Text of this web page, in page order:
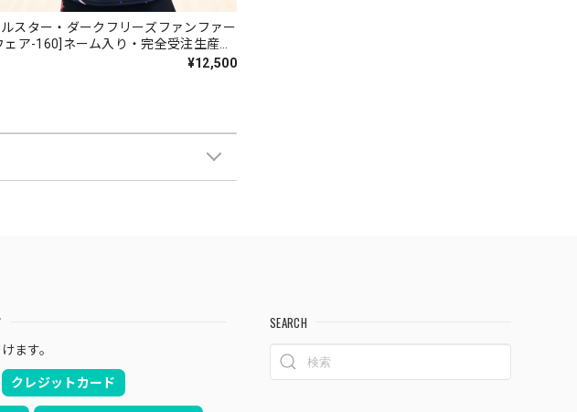
スター・ダークフリーズファンファー
ェア-160]ネーム入り・完全受注生産
¥12,500
ます。
クレジットカード
SEARCH